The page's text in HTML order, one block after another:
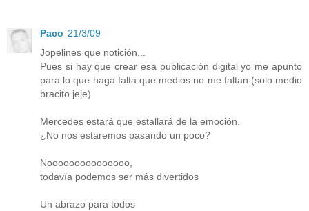
Paco 21/3/09
Jopelines que notición...
Pues si hay que crear esa publicación digital yo me apunto
para lo que haga falta que medios no me faltan.(solo medio
bracito jeje)
Mercedes estará que estallará de la emoción.
¿No nos estaremos pasando un poco?
Nooooooooooooooo,
todavía podemos ser más divertidos
Un abrazo para todos